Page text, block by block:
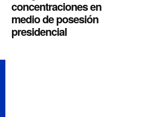
concentraciones en
medio de posesión
presidencial